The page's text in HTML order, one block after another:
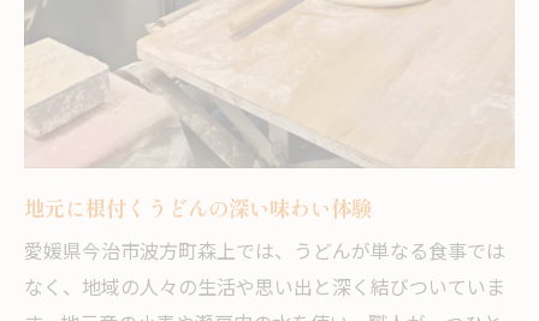
地元ならではのうどん文化に浸る時間
心温まるうどん文化と地域への想い
うどんを囲む森上の温かな人々の絆
地域とともに育つうどん文化の歴史
うどんが地域の元気を支える理由とは
うどんを通して広がる交流と感謝の輪
家族や友人と楽しむうどんのひととき
地元に根付くうどんの深い味わい体験
愛媛県今治市波方町森上では、うどんが単なる食事では
なく、地域の人々の生活や思い出と深く結びついていま